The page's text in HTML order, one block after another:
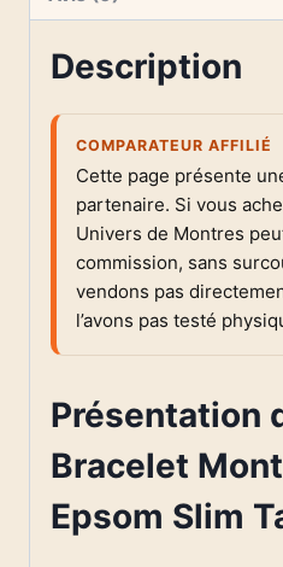
Description
COMPARATEUR AFFILIÉ
Cette page présente
partenaire. Si vous
Univers de Montres
commission, sans
vendons pas
l’avons pas testé
Présentation
Bracelet
Epsom Slim